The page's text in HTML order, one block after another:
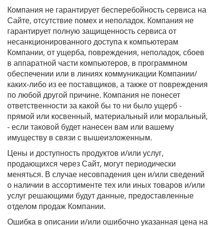
Компания не гарантирует бесперебойность сервиса на
Сайте, отсутствие помех и неполадок. Компания не
гарантирует полную защищенность сервиса от
несанкционированного доступа к компьютерам
Компании, от ущерба, повреждения, неполадок, сбоев
в аппаратной части компьютеров, в программном
обеспечении или в линиях коммуникации Компании/
каких-либо из ее поставщиков, а также от повреждения
по любой другой причине. Компания не понесет
ответственности за какой бы то ни было ущерб -
прямой или косвенный, материальный или моральный,
- если таковой будет нанесен вам или вашему
имуществу в связи с вышеизложенным.
Цены и доступность продуктов и/или услуг,
продающихся через Сайт, могут периодически
меняться. В случае несовпадения цен и/или сведений
о наличии в ассортименте тех или иных товаров и/или
услуг решающими будут данные, предоставленные
отделом продаж Компании.
Ошибка в описании и/или ошибочно указанная цена на